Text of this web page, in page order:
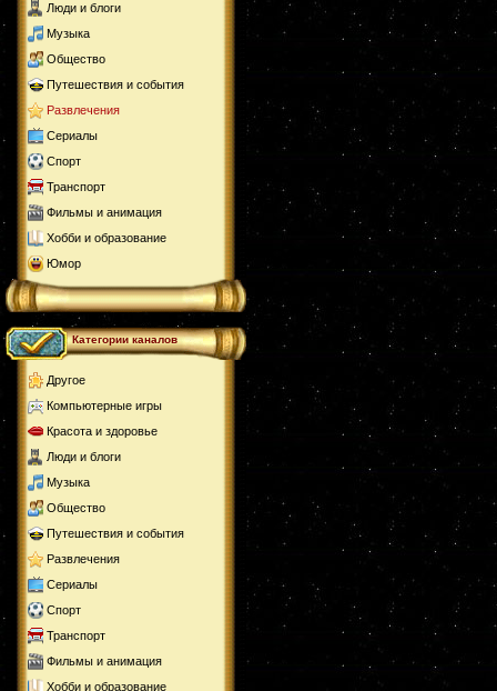
Люди и блоги
Музыка
Общество
Путешествия и события
Развлечения
Сериалы
Спорт
Транспорт
Фильмы и анимация
Хобби и образование
Юмор
Категории каналов
Другое
Компьютерные игры
Красота и здоровье
Люди и блоги
Музыка
Общество
Путешествия и события
Развлечения
Сериалы
Спорт
Транспорт
Фильмы и анимация
Хобби и образование